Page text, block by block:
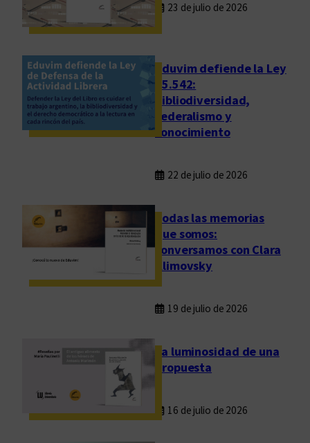
o
c
t
u
a
l
23 de julio de 2026
Eduvim defiende la Ley
25.542:
bibliodiversidad,
federalismo y
conocimiento
22 de julio de 2026
Todas las memorias
que somos:
conversamos con Clara
Klimovsky
19 de julio de 2026
La luminosidad de una
propuesta
16 de julio de 2026